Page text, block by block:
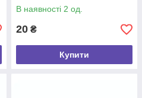
В наявності 2 од.
20 ₴
Купити